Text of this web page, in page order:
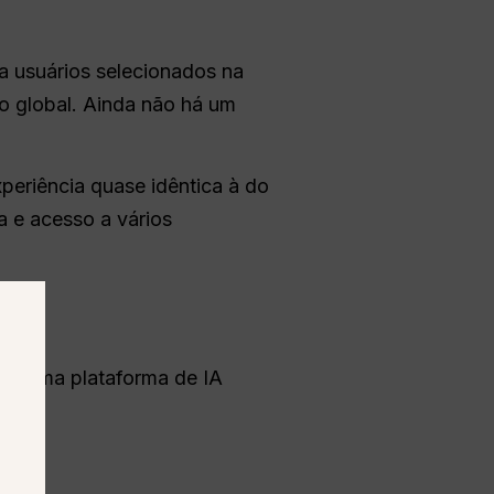
usuários selecionados na
global. Ainda não há um
quase idêntica à do
e acesso a vários
uma plataforma de IA